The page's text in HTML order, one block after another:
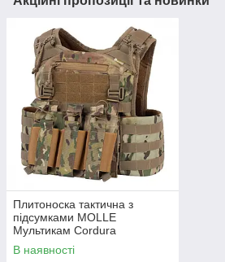
Плитоноска тактична з
підсумками MOLLE
Мультикам Cordura
Всесезонний
В наявності